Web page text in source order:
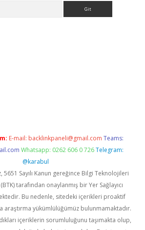
E-mail: backlinkpaneli@gmail.com Teams:
Whatsapp: 0262 606 0 726 Telegram:
@karabul
5651 Sayılı Kanun gereğince Bilgi Teknolojileri
tarafından onaylanmış bir Yer Sağlayıcı
Bu nedenle, sitedeki içerikleri proaktif
araştırma yükümlülüğümüz bulunmamaktadır.
içeriklerin sorumluluğunu taşımakta olup,